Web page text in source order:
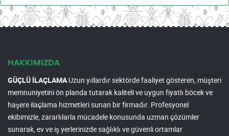
HAKKIMIZDA
GÜÇLÜ İLAÇLAMAUzun yıllardır sektörde faaliyet gösteren, müşteri
memnuniyetini ön planda tutarak kaliteli ve uygun fiyatlı böcek ve
haşere ilaçlama hizmetleri sunan bir firmadır. Profesyonel
ekibimizle, zararlılarla mücadele konusunda uzman çözümler
sunarak, ev ve iş yerlerinizde sağlıklı ve güvenli ortamlar